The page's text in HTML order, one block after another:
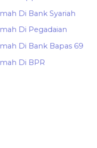
Di Bank Syariah
Di Pegadaian
Di Bank Bapas 69
Di BPR